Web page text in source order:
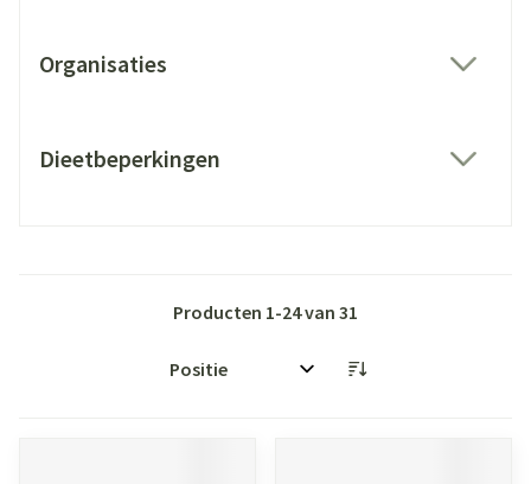
Organisaties
Dieetbeperkingen
Producten 1-24van 31
Sorteer op: